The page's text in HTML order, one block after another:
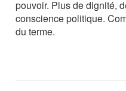
pouvoir. Plus de dignité,
conscience politique.
du terme.